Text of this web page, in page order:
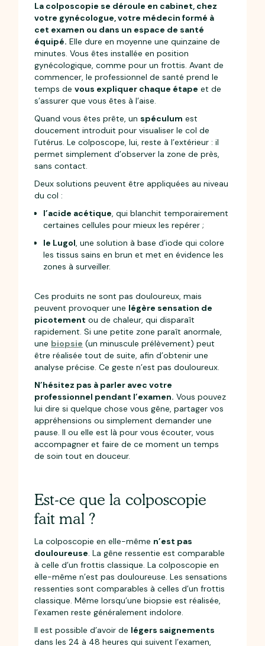
La colposcopie se déroule en cabinet, chez
votre gynécologue, votre médecin formé à
cet examen ou dans un espace de santé
équipé. Elle dure en moyenne une quinzaine de
minutes. Vous êtes installée en position
gynécologique, comme pour un frottis. Avant de
commencer, le professionnel de santé prend le
temps devous expliquer chaque étape et de
s’assurer que vous êtes à l’aise.
Quand vous êtes prête, un spéculum est
doucement introduit pour visualiser le col de
l’utérus. Le colposcope, lui, reste à l’extérieur : il
permet simplement d’observer la zone de près,
sans contact.
Deux solutions peuvent être appliquées au niveau
du col :
l’acide acétique, qui blanchit temporairement
certaines cellules pour mieux les repérer ;
le Lugol, une solution à base d’iode qui colore
les tissus sains en brun et met en évidence les
zones à surveiller.
Ces produits ne sont pas douloureux, mais
peuvent provoquer une légère sensation de
picotement ou de chaleur, qui disparaît
rapidement. Si une petite zone paraît anormale,
une biopsie (un minuscule prélèvement) peut
être réalisée tout de suite, afin d’obtenir une
analyse précise. Ce geste n’est pas douloureux.
N’hésitez pas à parler avec votre
professionnel pendant l’examen. Vous pouvez
lui dire si quelque chose vous gêne, partager vos
appréhensions ou simplement demander une
pause. Il ou elle est là pour vous écouter, vous
accompagner et faire de ce moment un temps
de soin tout en douceur.
Est-ce que la colposcopie
fait mal ?
La colposcopie en elle-même n’est pas
douloureuse. La gêne ressentie est comparable
à celle d’un frottis classique. La colposcopie en
elle-même n’est pas douloureuse. Les sensations
ressenties sont comparables à celles d’un frottis
classique. Même lorsqu’une biopsie est réalisée,
l’examen reste généralement indolore.
Il est possible d’avoir de légers saignements
dans les 24 à 48 heures qui suivent l’examen,